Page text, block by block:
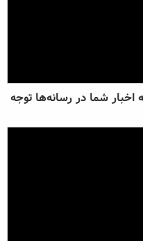
اخبار شما در رسانه‌ها توجه‌